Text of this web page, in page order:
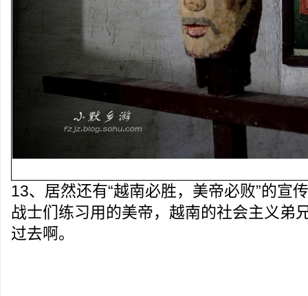
13、居然还有“越南必胜，美帝必败”的宣
战士们练习用的美帝，越南的社会主义弟
过去啊。